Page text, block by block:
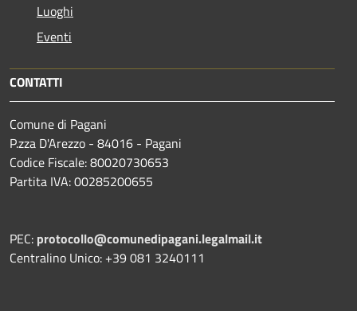
Luoghi
Eventi
CONTATTI
Comune di Pagani
P.zza D'Arezzo - 84016 - Pagani
Codice Fiscale: 80020730653
Partita IVA: 00285200655
PEC: protocollo@comunedipagani.legalmail.it
Centralino Unico: +39 081 3240111